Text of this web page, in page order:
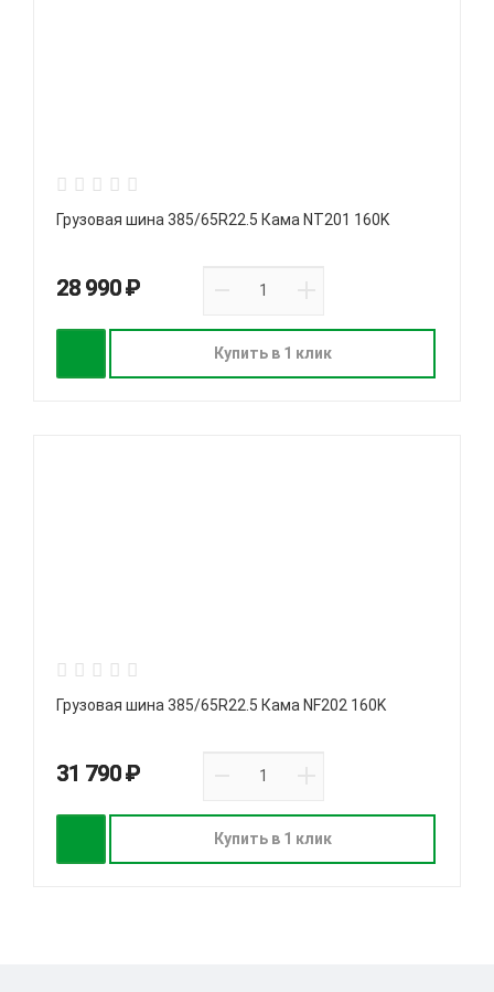
Грузовая шина 385/65R22.5 Кама NT201 160K
28 990 ₽
Купить в 1 клик
Грузовая шина 385/65R22.5 Кама NF202 160K
31 790 ₽
Купить в 1 клик